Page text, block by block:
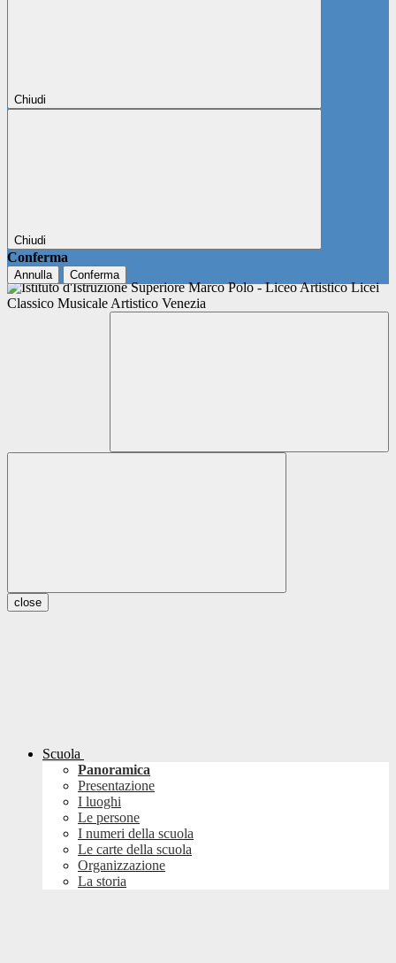
Chiudi
Chiudi
Conferma
Annulla Conferma
close
Scuola
Panoramica
Presentazione
I luoghi
Le persone
I numeri della scuola
Le carte della scuola
Organizzazione
La storia